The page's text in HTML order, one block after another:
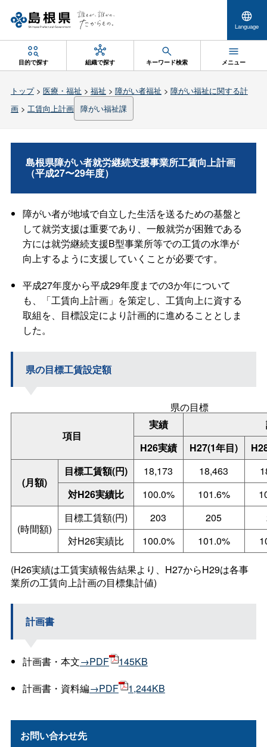
Language
目的で探す 組織で探す キーワード検索 メニュー
トップ> 医療・福祉 > 福祉 > 障がい者福祉 > 障がい福祉に関する計
画> 工賃向上計画 障がい福祉課
島根県障がい者就労継続支援事業所工賃向上計画
（平成27〜29年度）
障がい者が地域で自立した生活を送るための基盤と
して就労支援は重要であり、一般就労が困難である
方には就労継続支援B型事業所等での工賃の水準が
向上するように支援していくことが必要です。
平成27年度から平成29年度までの3か年について
も、「工賃向上計画」を策定し、工賃向上に資する
取組を、目標設定により計画的に進めることとしま
した。
県の目標工賃設定額
県の目標
項目
実績
H26実績
H27(1年目)
(月額)
目標工賃額(円) 18,173 18,463
対H26実績比
100.0% 101.6%
(時間額)
目標工賃額(円) 203 205
対H26実績比
100.0% 101.0%
(H26実績は工賃実績報告結果より、H27からH29は各事
業所の工賃向上計画の目標集計値)
計画書
計画書・本文→PDF
145KB
計画書・資料編→PDF 1,244KB
お問い合わせ先